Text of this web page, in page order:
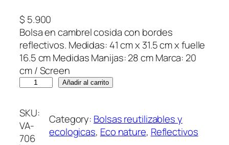
$ 5.900
Bolsa en cambrel cosida con bordes
reflectivos. Medidas: 41 cm x 31.5 cm x fuelle
16.5 cm Medidas Manijas: 28 cm Marca: 20
cm / Screen
l
s
a
Añadir al carrito
SKU:
VA-
706
Category: Bolsas reutilizables y
ecologicas, Eco nature, Reflectivos